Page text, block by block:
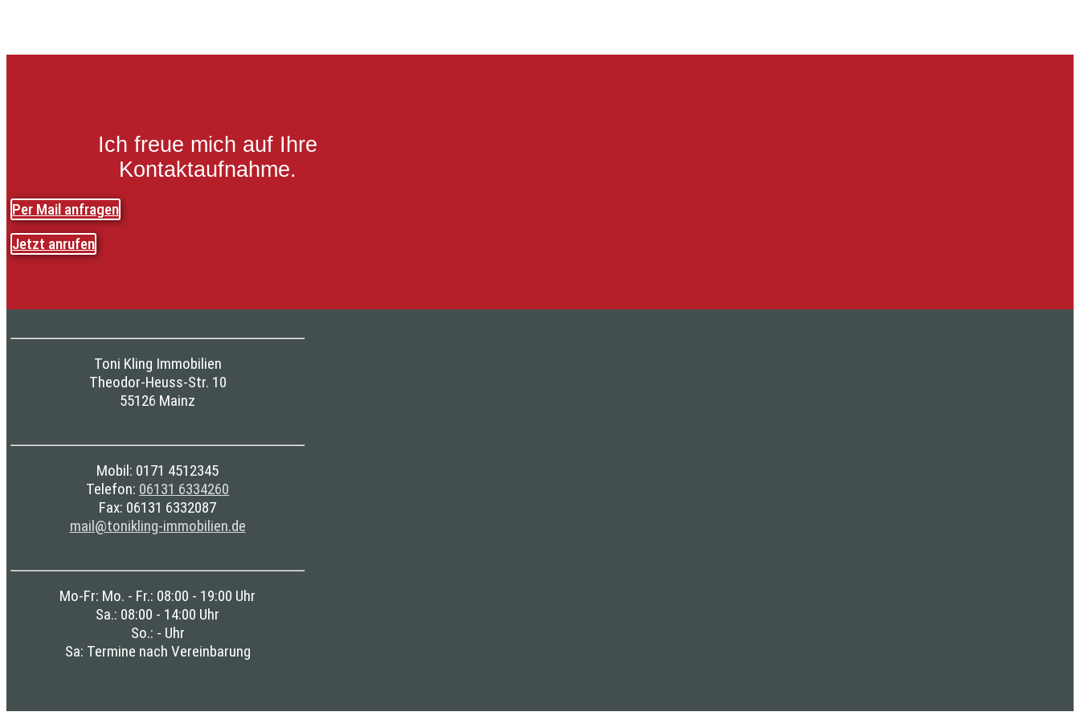
Ich freue mich auf Ihre
Kontaktaufnahme.
Per Mail anfragen
Jetzt anrufen
Toni Kling Immobilien
Theodor-Heuss-Str. 10
55126 Mainz
Mobil: 0171 4512345
Telefon: 06131 6334260
Fax: 06131 6332087
mail@tonikling-immobilien.de
Mo-Fr: Mo. - Fr.: 08:00 - 19:00 Uhr
Sa.: 08:00 - 14:00 Uhr
So.: - Uhr
Sa: Termine nach Vereinbarung